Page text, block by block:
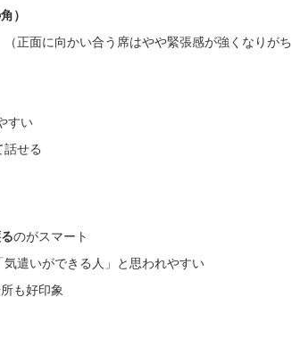
）
正面に向かい合う席はやや緊張感が強くなりがち
すい
話せる
のがスマート
遣いができる人」と思われやすい
も好印象